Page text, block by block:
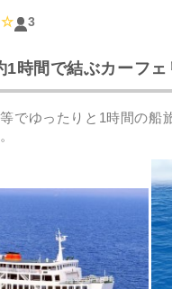
3
時間で結ぶカーフェ
でゆったりと1時間の船